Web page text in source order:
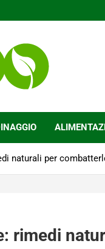
naturali per
rimedi